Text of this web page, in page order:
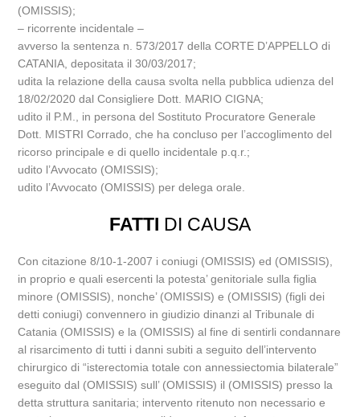
(OMISSIS);
– ricorrente incidentale –
avverso la sentenza n. 573/2017 della CORTE D’APPELLO di
CATANIA, depositata il 30/03/2017;
udita la relazione della causa svolta nella pubblica udienza del
18/02/2020 dal Consigliere Dott. MARIO CIGNA;
udito il P.M., in persona del Sostituto Procuratore Generale
Dott. MISTRI Corrado, che ha concluso per l’accoglimento del
ricorso principale e di quello incidentale p.q.r.;
udito l’Avvocato (OMISSIS);
udito l’Avvocato (OMISSIS) per delega orale.
FATTI DI CAUSA
Con citazione 8/10-1-2007 i coniugi (OMISSIS) ed (OMISSIS),
in proprio e quali esercenti la potesta’ genitoriale sulla figlia
minore (OMISSIS), nonche’ (OMISSIS) e (OMISSIS) (figli dei
detti coniugi) convennero in giudizio dinanzi al Tribunale di
Catania (OMISSIS) e la (OMISSIS) al fine di sentirli condannare
al risarcimento di tutti i danni subiti a seguito dell’intervento
chirurgico di “isterectomia totale con annessiectomia bilaterale”
eseguito dal (OMISSIS) sull’ (OMISSIS) il (OMISSIS) presso la
detta struttura sanitaria; intervento ritenuto non necessario e